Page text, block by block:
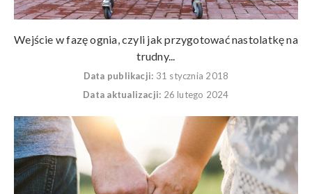
Wejście w fazę ognia, czyli jak przygotować nastolatkę na
trudny...
Data publikacji: 31 stycznia 2018
Data aktualizacji: 26 lutego 2024